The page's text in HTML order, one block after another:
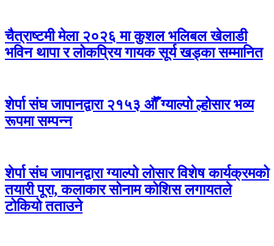
चैत्राष्टमी मेला २०२६ मा कुशल भलिबल खेलाडी
भविन थापा र लोकप्रिय गायक सूर्य खड्का सम्मानित
शेर्पा संघ जापानद्वारा २१५३ औँ ग्याल्पो ल्होसार भव्य
रूपमा सम्पन्न
शेर्पा संघ जापानद्वारा ग्याल्पो लोसार विशेष कार्यक्रमको
तयारी पूरा, कलाकार सोनाम कोशिस लगायतले
टोकियो तताउने